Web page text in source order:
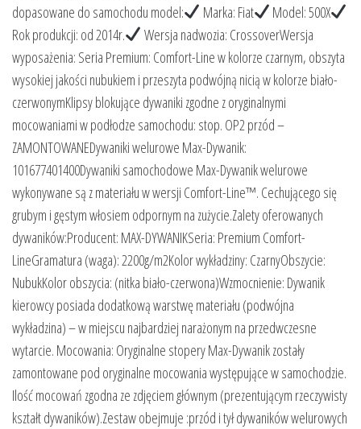
dopasowane do samochodu model:
Marka: Fiat
Model: 500X
Rok produkcji: od 2014r.
Wersja nadwozia: CrossoverWersja
wyposażenia: Seria Premium: Comfort-Line w kolorze czarnym, obszyta
wysokiej jakości nubukiem i przeszyta podwójną nicią w kolorze biało-
czerwonymKlipsy blokujące dywaniki zgodne z oryginalnymi
mocowaniami w podłodze samochodu: stop. OP2 przód –
ZAMONTOWANEDywaniki welurowe Max-Dywanik:
101677401400Dywaniki samochodowe Max-Dywanik welurowe
wykonywane są z materiału w wersji Comfort-Line™. Cechującego się
grubym i gęstym włosiem odpornym na zużycie.Zalety oferowanych
dywaników:Producent: MAX-DYWANIKSeria: Premium Comfort-
LineGramatura (waga): 2200g/m2Kolor wykładziny: CzarnyObszycie:
NubukKolor obszycia: (nitka biało-czerwona)Wzmocnienie: Dywanik
kierowcy posiada dodatkową warstwę materiału (podwójna
wykładzina) – w miejscu najbardziej narażonym na przedwczesne
wytarcie. Mocowania: Oryginalne stopery Max-Dywanik zostały
zamontowane pod oryginalne mocowania występujące w samochodzie.
Ilość mocowań zgodna ze zdjęciem głównym (prezentującym rzeczywisty
kształt dywaników).Zestaw obejmuje :przód i tył dywaników welurowych